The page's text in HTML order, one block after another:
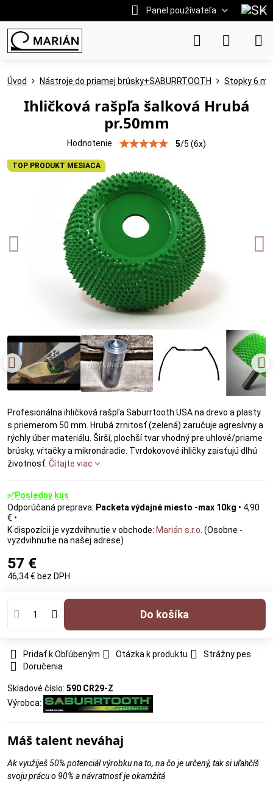
Panel používateľa
TOP PRODUKT MESIACA
Úvod Nástroje do priamej brúsky+SABURRTOOTH Stopky 6
Ihličková rašpľa šalková Hrubá
pr.50mm
Hodnotenie 5/5 (6x)
Profesionálna ihličková rašpľa Saburrtooth USA na drevo a plasty
s priemerom 50 mm. Hrubá zrnitosť (zelená) zaručuje agresívny a
rýchly úber materiálu. Širší, plochší tvar vhodný pre uhlové/priame
brúsky, vŕtačky a mikronáradie. Tvrdokovové ihličky zaisťujú dlhú
životnosť. Čítajte viac
✅Posledný kus
Packeta výdajné miesto -max 10kg • 4,90
€ •
Marián s.r.o. (Osobne -
vyzdvihnutie na našej adrese)
57 €
46,34 € bez DPH
Do košíka
Pridať k Obľúbeným Otázka k produktu
Strážny pes
Doručenia
Skladové číslo: 590 CR29-Z
Výrobca:
Máš talent neváhaj
Ak využiješ 50% potenciál výrobku na to, na čo je určený, tak si uľahčíš
svoju prácu o 90% a návratnosť je okamžitá